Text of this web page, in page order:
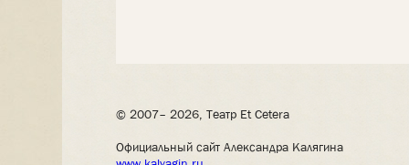
© 2007– 2026, Театр Et Cetera
Официальный сайт Александра Калягина